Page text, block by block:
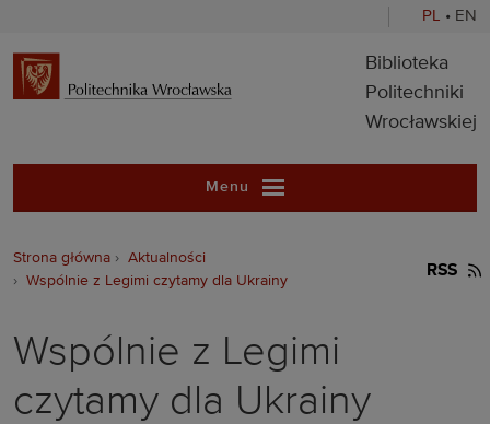
PL • EN
Biblioteka
Biblioteka
Politechniki
Wrocławskiej
Menu
Strona główna
Aktualności
Wspólnie z Legimi czytamy dla Ukrainy
RSS
Wspólnie z Legimi
czytamy dla Ukrainy